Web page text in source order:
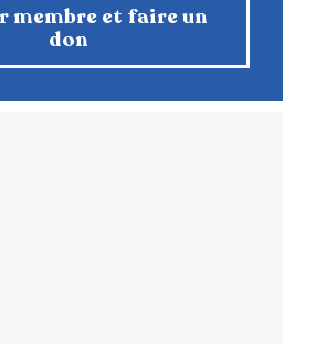
membre et faire un
don